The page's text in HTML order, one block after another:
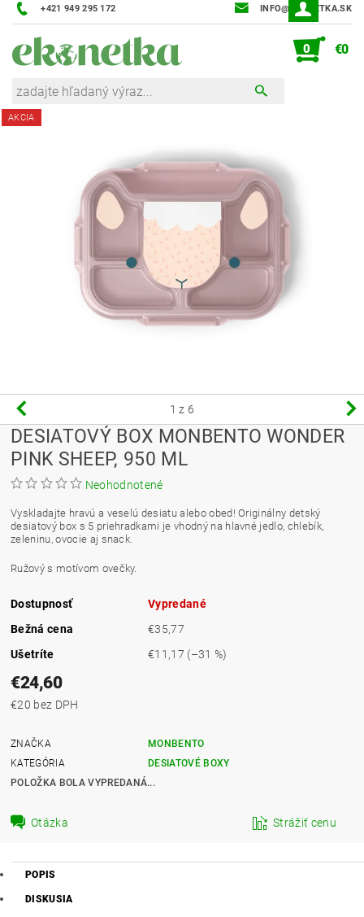
+421 949 295 172 INFO@EKONETKA.SK
0 €0
AKCIA
1 z 6
DESIATOVÝ BOX MONBENTO WONDER
PINK SHEEP, 950 ML
Neohodnotené
Vyskladajte hravú a veselú desiatu alebo obed! Originálny detský
desiatový box s 5 priehradkami je vhodný na hlavné jedlo, chlebík,
zeleninu, ovocie aj snack.
Ružový s motívom ovečky.
Dostupnosť
Vypredané
Bežná cena
€35,77
Ušetríte
€11,17 (–31 %)
€24,60
€20 bez DPH
ZNAČKA
MONBENTO
KATEGÓRIA
DESIATOVÉ BOXY
POLOŽKA BOLA VYPREDANÁ...
Otázka Strážiť cenu
POPIS
DISKUSIA